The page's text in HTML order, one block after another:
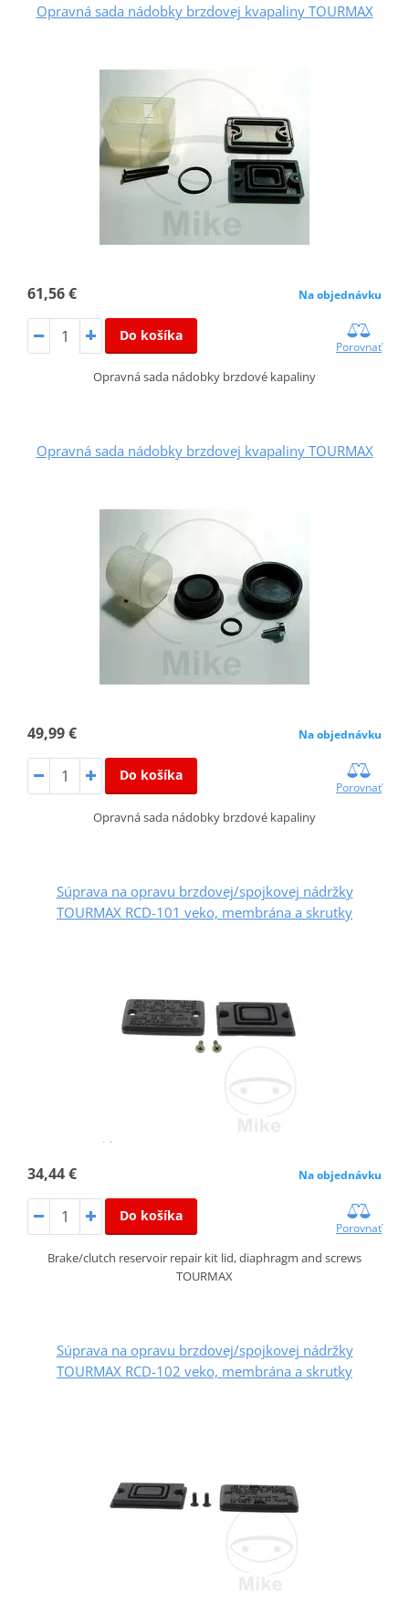
Opravná sada nádobky brzdovej kvapaliny TOURMAX
61,56 € Na objednávku
Do košíka
Porovnať
Opravná sada nádobky brzdové kapaliny
Opravná sada nádobky brzdovej kvapaliny TOURMAX
49,99 € Na objednávku
Do košíka
Porovnať
Opravná sada nádobky brzdové kapaliny
Súprava na opravu brzdovej/spojkovej nádržky
TOURMAX RCD-101 veko, membrána a skrutky
34,44 € Na objednávku
Do košíka
Porovnať
Brake/clutch reservoir repair kit lid, diaphragm and screws
TOURMAX
Súprava na opravu brzdovej/spojkovej nádržky
TOURMAX RCD-102 veko, membrána a skrutky